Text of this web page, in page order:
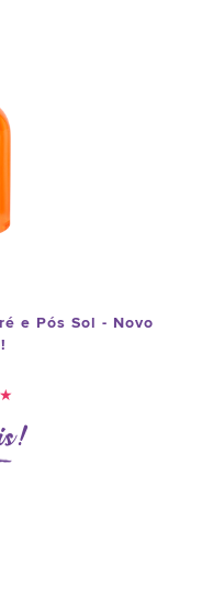
e Pós Sol - Novo